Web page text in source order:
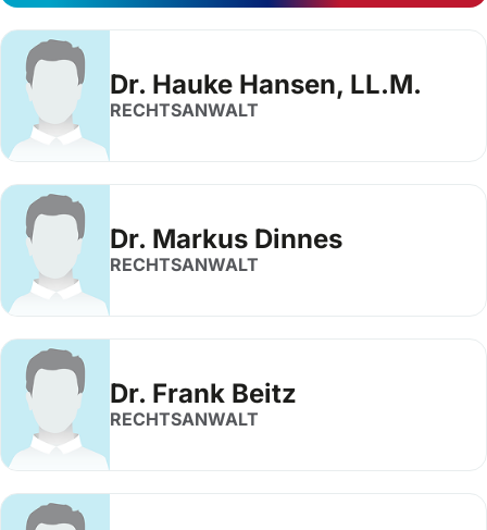
Dr. Hauke Hansen, LL.M.
RECHTSANWALT
Dr. Markus Dinnes
RECHTSANWALT
Dr. Frank Beitz
RECHTSANWALT